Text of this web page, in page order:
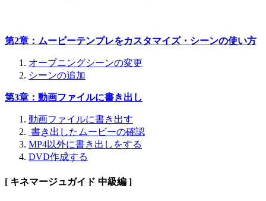
第2章：ムービーテンプレをカスタマイズ・シーンの使い方
オープニングシーンの変更
シーンの追加
第3章：動画ファイルに書き出し
動画ファイルに書き出す
書き出したムービーの確認
MP4以外に書き出しをする
DVD作成する
[ キネマージュガイド 中級編 ]